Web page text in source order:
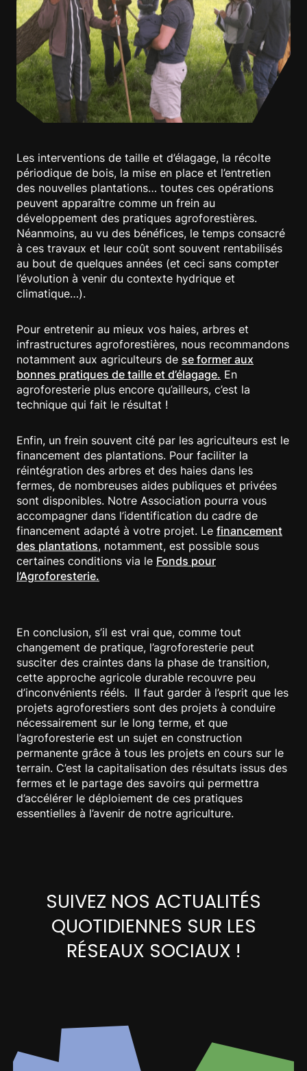
Les interventions de taille et d’élagage, la récolte
périodique de bois, la mise en place et l’entretien
des nouvelles plantations… toutes ces opérations
peuvent apparaître comme un frein au
développement des pratiques agroforestières.
Néanmoins, au vu des bénéfices, le temps consacré
à ces travaux et leur coût sont souvent rentabilisés
au bout de quelques années (et ceci sans compter
l’évolution à venir du contexte hydrique et
climatique…).
Pour entretenir au mieux vos haies, arbres et
infrastructures agroforestières, nous recommandons
notamment aux agriculteurs de se former aux
bonnes pratiques de taille et d’élagage. En
agroforesterie plus encore qu’ailleurs, c’est la
technique qui fait le résultat !
Enfin, un frein souvent cité par les agriculteurs est le
financement des plantations. Pour faciliter la
réintégration des arbres et des haies dans les
fermes, de nombreuses aides publiques et privées
sont disponibles. Notre Association pourra vous
accompagner dans l’identification du cadre de
financement adapté à votre projet. Le financement
des plantations, notamment, est possible sous
certaines conditions via le Fonds pour
l’Agroforesterie.
En conclusion, s’il est vrai que, comme tout
changement de pratique, l’agroforesterie peut
susciter des craintes dans la phase de transition,
cette approche agricole durable recouvre peu
d’inconvénients rééls. Il faut garder à l’esprit que les
projets agroforestiers sont des projets à conduire
nécessairement sur le long terme, et que
l’agroforesterie est un sujet en construction
permanente grâce à tous les projets en cours sur le
terrain. C’est la capitalisation des résultats issus des
fermes et le partage des savoirs qui permettra
d’accélérer le déploiement de ces pratiques
essentielles à l’avenir de notre agriculture.
SUIVEZ NOS ACTUALITÉS
QUOTIDIENNES SUR LES
RÉSEAUX SOCIAUX !